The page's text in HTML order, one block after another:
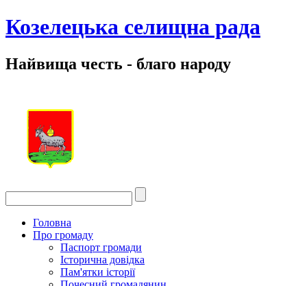
Козелецька селищна рада
Найвища честь - благо народу
Головна
Про громаду
Паспорт громади
Історична довідка
Пам'ятки історії